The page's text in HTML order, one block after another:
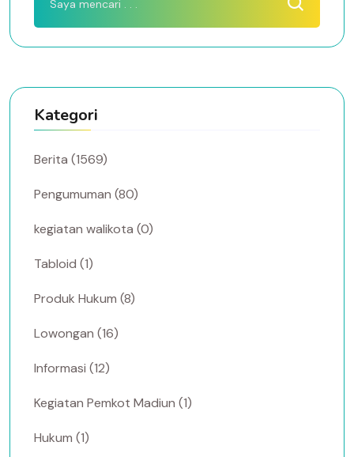
Kategori
Berita (1569)
Pengumuman (80)
kegiatan walikota (0)
Tabloid (1)
Produk Hukum (8)
Lowongan (16)
Informasi (12)
Kegiatan Pemkot Madiun (1)
Hukum (1)